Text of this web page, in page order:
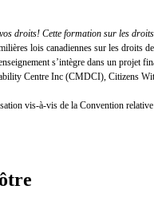
droits! Cette formation sur les
lois canadiennes sur les
s’intègre dans un
Centre Inc (CMDCI), Citizens
vis-à-vis de la Convention